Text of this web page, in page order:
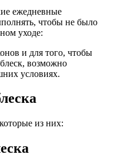
ежедневные
чтобы не было
уходе:
и для того, чтобы
возможно
условиях.
из них: